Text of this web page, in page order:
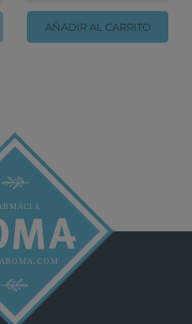
AÑADIR AL CARRITO